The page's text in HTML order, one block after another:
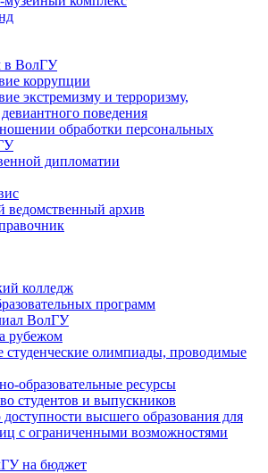
в ВолГУ
коррупции
экстремизму и терроризму,
поведения
обработки персональных
дипломатии
ведомственный архив
колледж
программ
ВолГУ
рубежом
студенческие олимпиады, проводимые
образовательные ресурсы
студентов и выпускников
высшего образования для
с ограниченными возможностями
на бюджет